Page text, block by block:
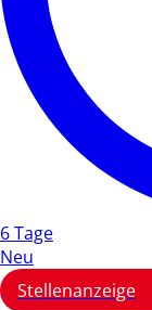
6 Tage
Neu
Stellenanzeige